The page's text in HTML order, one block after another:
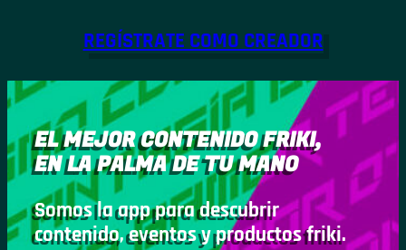
REGÍSTRATE COMO CREADOR
EL MEJOR CONTENIDO FRIKI,
EN LA PALMA DE TU MANO
Somos la app para descubrir
contenido, eventos y productos friki.